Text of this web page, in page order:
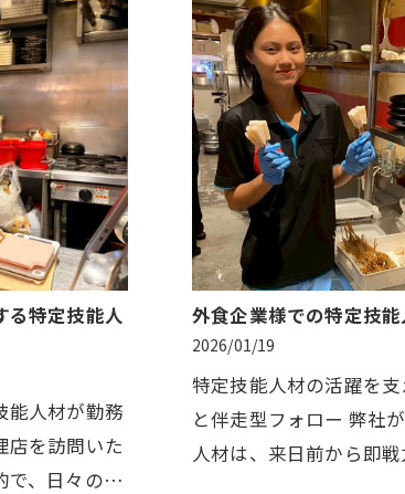
る特定技能人
能人材が勤務
店を訪問いた
で、日々の業
外食企業様での特定技
2026/01/19
特定技能人材の活躍を
と伴走型フォロー 弊社
人材は、来日前から即
お問い合わせ
お問い合わせ